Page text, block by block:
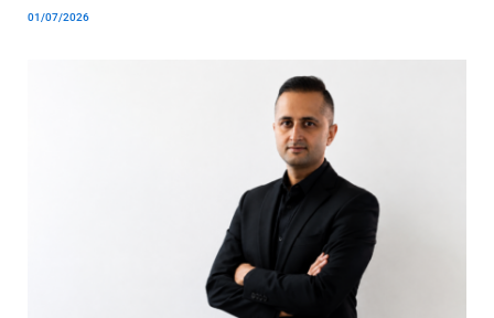
01/07/2026